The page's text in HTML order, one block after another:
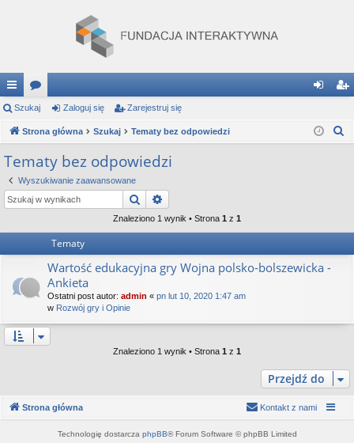
ię
ce
j
…
or
a og ej
Szukaj Zaloguj się Zarejestruj się
Strona główna Szukaj Tematy bez odpowiedzi
Tematy bez odpowiedzi
Wyszukiwanie zaawansowane
Szukaj
Znaleziono 1 wynik • Strona 1 z 1
Tematy
Wartość edukacyjna gry Wojna polsko-bolszewicka -
Ankieta
Ostatni post autor: admin « pn lut 10, 2020 1:47 am
w Rozwój gry i Opinie
Znaleziono 1 wynik • Strona 1 z 1
Przejdź do
Strona główna Kontakt z nami
Technologię dostarcza phpBB® Forum Software © phpBB Limited